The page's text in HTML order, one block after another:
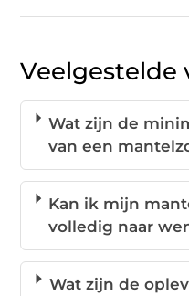
Veelgestelde
Wat zijn de
van een
Kan ik mijn
volledig naar
Wat zijn de